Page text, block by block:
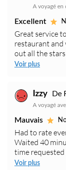
A voyagé en
Excellent
Great service
restaurant and
out all the
Voir plus
Izzy De
A voyagé
Mauvais
Had to rate
Waited 40
time requested
Voir plus